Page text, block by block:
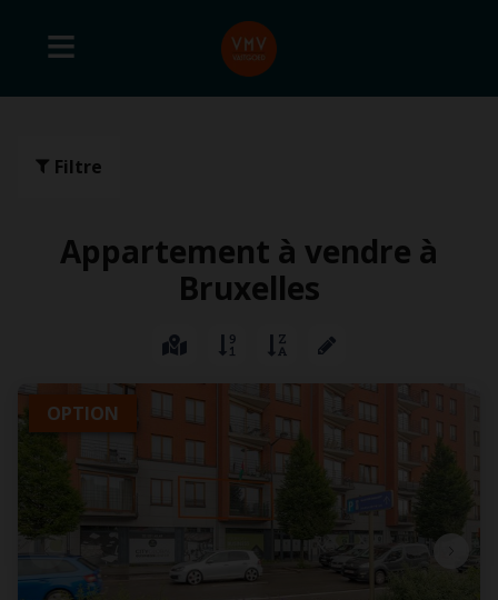
Filtre
Appartement à vendre à
Bruxelles
OPTION